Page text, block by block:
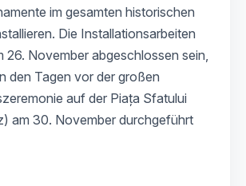
im gesamten historischen
Die Installationsarbeiten
26. November abgeschlossen sein,
den Tagen vor der großen
auf der Piața Sfatului
am 30. November durchgeführt